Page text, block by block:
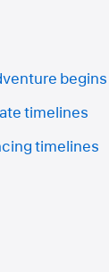
begins
timelines
timelines